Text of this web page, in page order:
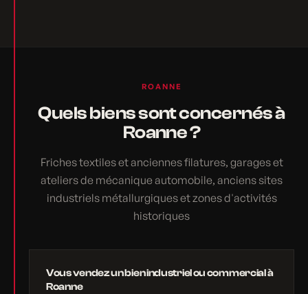
ROANNE
Quels biens sont concernés à
Roanne ?
Friches textiles et anciennes filatures, garages et
ateliers de mécanique automobile, anciens sites
industriels métallurgiques et zones d'activités
historiques
Vous vendez un bien industriel ou commercial à
Roanne